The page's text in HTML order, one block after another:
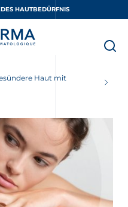
HAUTBEDÜRFNIS
Haut mit